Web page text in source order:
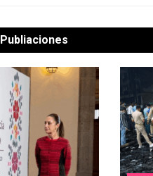
Publiaciones